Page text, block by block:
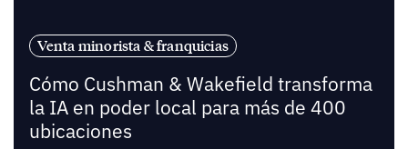
Venta minorista & franquicias
Cómo Cushman & Wakefield transforma
la IA en poder local para más de 400
ubicaciones